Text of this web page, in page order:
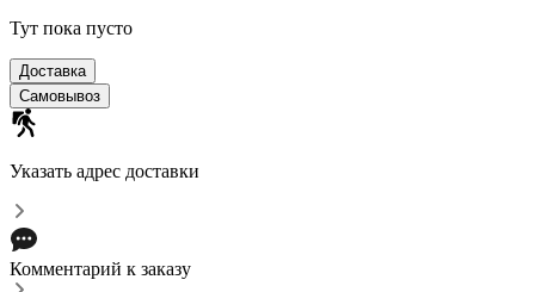
Тут пока пусто
Доставка
Самовывоз
Указать адрес доставки
Комментарий к заказу